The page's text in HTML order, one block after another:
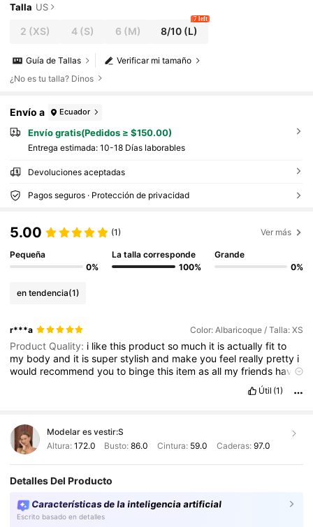
Talla US
2 (XS) 4(S) 6 (M) 8/10 (L)
7 left
Verificar mi tamaño
Guía de Tallas
¿No es tu talla? Dinos
Envío a Ecuador
Envío gratis(Pedidos ≥ $150.00)
Entrega estimada: 10-18 Días laborables
Devoluciones aceptadas
Pagos seguros · Protección de privacidad
5.00 (1) Ver más
Pequeña
0%
La talla corresponde
100%
Grande
0%
en tendencia(1)
r***a Color: Albaricoque / Talla: XS
Product Quality: i likethis productso much it isactuallyfitto
my bodyand it issuperstylishand makeyoufeel really pretty i
would recommendyouto bingethis itemasall myfriends have
Útil (1)
Modelar es vestir:S
Altura: 172.0 Busto:86.0 Cintura: 59.0 Caderas: 97.0
Detalles Del Producto
Características de la inteligencia artificial
Escrito basado en detalles